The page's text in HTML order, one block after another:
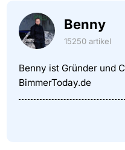
Benny
15250 artikel
Benny ist Gründer und
BimmerToday.de